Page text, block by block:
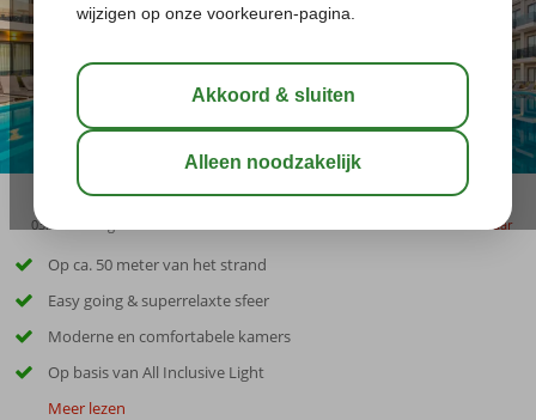
03:15 bewaar
Op ca. 50 meter van het strand
Easy going & superrelaxte sfeer
Moderne en comfortabele kamers
Op basis van All Inclusive Light
Meer lezen